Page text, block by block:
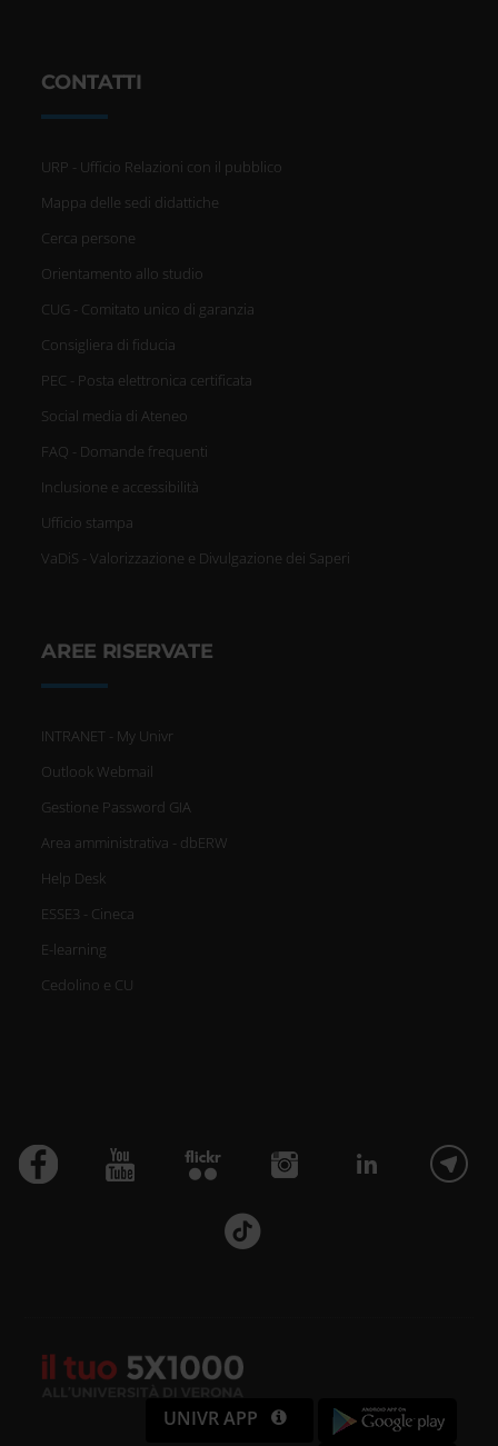
CONTATTI
URP - Ufficio Relazioni con il pubblico
Mappa delle sedi didattiche
Cerca persone
Orientamento allo studio
CUG - Comitato unico di garanzia
Consigliera di fiducia
PEC - Posta elettronica certificata
Social media di Ateneo
FAQ - Domande frequenti
Inclusione e accessibilità
Ufficio stampa
VaDiS - Valorizzazione e Divulgazione dei Saperi
AREE RISERVATE
INTRANET - My Univr
Outlook Webmail
Gestione Password GIA
Area amministrativa - dbERW
Help Desk
ESSE3 - Cineca
E-learning
Cedolino e CU
UNIVR APP